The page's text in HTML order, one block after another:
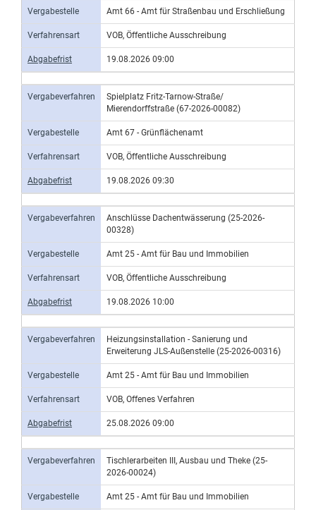
Vergabestelle Amt 66 - Amt für Straßenbau und Erschließung
Verfahrensart VOB, Öffentliche Ausschreibung
Abgabefrist 19.08.2026 09:00
Vergabeverfahren
Spielplatz Fritz-Tarnow-Straße/
Mierendorffstraße (67-2026-00082)
Vergabestelle Amt 67 - Grünflächenamt
Verfahrensart VOB, Öffentliche Ausschreibung
Abgabefrist 19.08.2026 09:30
Vergabeverfahren
Anschlüsse Dachentwässerung (25-2026-
00328)
Vergabestelle Amt 25 - Amt für Bau und Immobilien
Verfahrensart VOB, Öffentliche Ausschreibung
Abgabefrist 19.08.2026 10:00
Vergabeverfahren
Heizungsinstallation - Sanierung und
Erweiterung JLS-Außenstelle (25-2026-00316)
Vergabestelle Amt 25 - Amt für Bau und Immobilien
Verfahrensart VOB, Offenes Verfahren
Abgabefrist 25.08.2026 09:00
Vergabeverfahren
Tischlerarbeiten III, Ausbau und Theke (25-
2026-00024)
Vergabestelle Amt 25 - Amt für Bau und Immobilien